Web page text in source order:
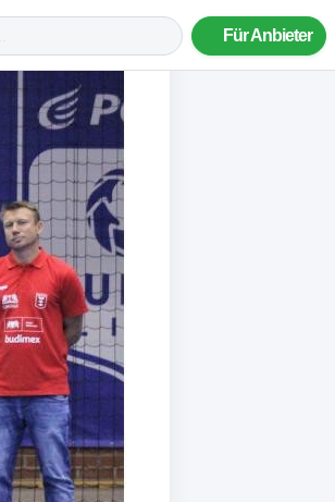
Für Anbieter